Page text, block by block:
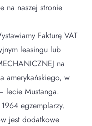
na naszej stronie
Fakturę VAT
leasingu lub
na
amerykańskiego, w
lecie Mustanga.
egzemplarzy.
jest dodatkowe